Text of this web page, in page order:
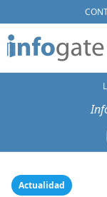
Actualidad